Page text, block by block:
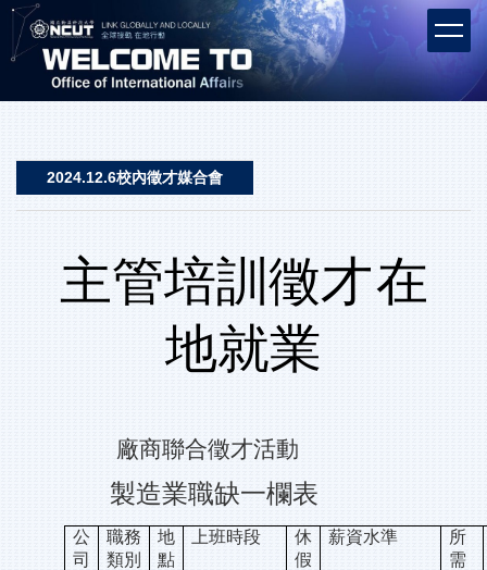
跳
到
主
內
2024.12.6校內徵才媒合會
主管培訓徵才在
地就業
廠商聯合徵才活動
製造業職缺一欄表
公
司
職務
類別
地
點
上班時段
休
假
薪資水準
所
需